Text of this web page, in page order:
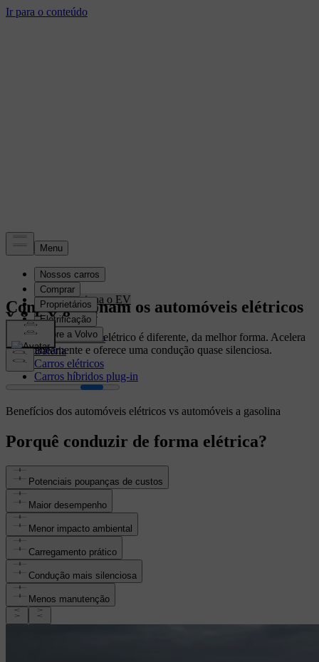
Eletrificação
Como funciona o EV
Carregamento
Gama
Custo-benefício
Bateria
Carros elétricos
Carros híbridos plug-in
Como funcionam os automóveis elétricos
Conduzir um veículo elétrico é diferente, da melhor forma. Acelera
instantaneamente e oferece uma condução quase silenciosa.
Benefícios dos automóveis elétricos vs automóveis a gasolina
Porquê conduzir de forma elétrica?
Potenciais poupanças de custos
Maior desempenho
Menor impacto ambiental
Carregamento prático
Condução mais silenciosa
Menos manutenção